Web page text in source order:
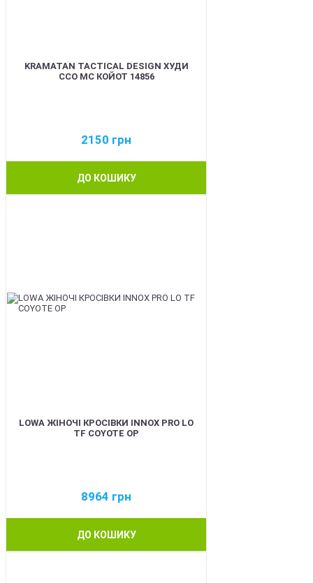
KRAMATAN TACTICAL DESIGN ХУДИ
ССО МС КОЙОТ 14856
2150 грн
ДО КОШИКУ
LOWA ЖІНОЧІ КРОСІВКИ INNOX PRO LO
TF COYOTE OP
8964 грн
ДО КОШИКУ